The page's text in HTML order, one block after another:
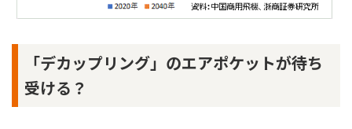
「デカップリング」のエアポケットが待ち
受ける？